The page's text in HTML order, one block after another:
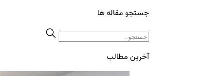
جستجو مقاله ها
آخرین مطالب